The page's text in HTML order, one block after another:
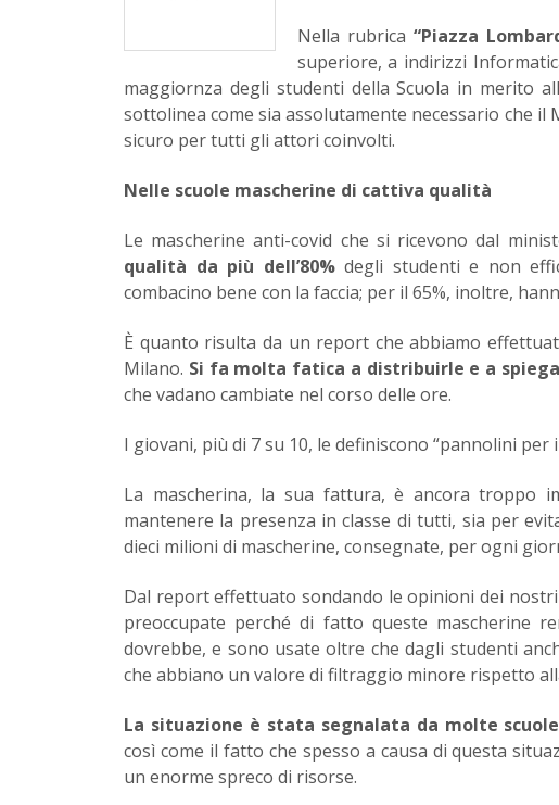
Nella rubrica “Piazza
superiore, a indirizzi
maggiornza degli studenti della Scuola in merito
sottolinea come sia assolutamente necessario che
sicuro per tutti gli attori coinvolti.
Nelle scuole mascherine di cattiva qualità
Le mascherine anti-covid che si ricevono dal
qualità da più dell’80%degli studenti e non
combacino bene con la faccia; per il 65%, inoltre,
È quanto risulta da un report che abbiamo
Milano. Si fa molta fatica a distribuirle e a
che vadano cambiate nel corso delle ore.
I giovani, più di 7 su 10, le definiscono “pannolini
La mascherina, la sua fattura, è ancora troppo
mantenere la presenza in classe di tutti, sia per
dieci milioni di mascherine, consegnate, per ogni
Dal report effettuato sondando le opinioni dei
preoccupate perché di fatto queste mascherine
dovrebbe, e sono usate oltre che dagli studenti
che abbiano un valore di filtraggio minore rispetto
La situazione è stata segnalata da molte
così come il fatto che spesso a causa di questa
un enorme spreco di risorse.